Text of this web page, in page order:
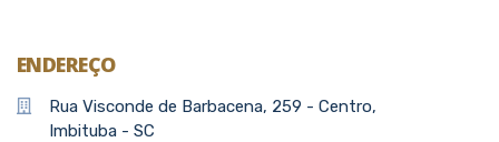
ENDEREÇO
Rua Visconde de Barbacena, 259 - Centro,
Imbituba - SC